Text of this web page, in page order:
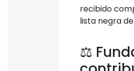
recibido
lista negra
⚖️